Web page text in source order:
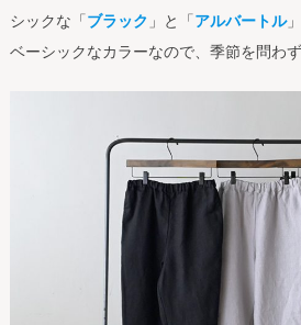
シックな「ブラック 」と「アルバートル
ベーシックなカラーなので、季節を問わ